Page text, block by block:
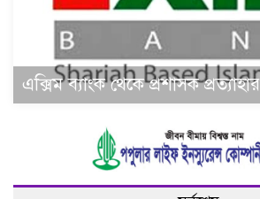
এক্সিম ব্যাংক থেকে প্রশাসক প্রত্যাহার